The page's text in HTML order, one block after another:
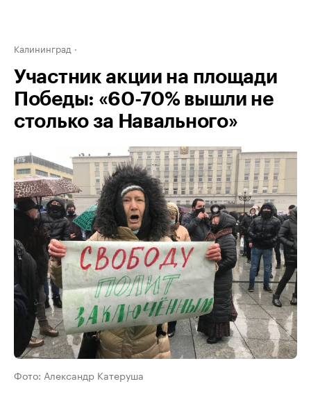
Калининград
Участник акции на площади
Победы: «60-70% вышли не
столько за Навального»
Фото: Александр Катеруша